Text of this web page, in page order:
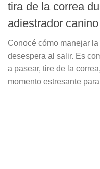
tira de la correa
adiestrador canino
Conocé cómo manejar
desespera al salir. Es
a pasear, tire de la
momento estresante